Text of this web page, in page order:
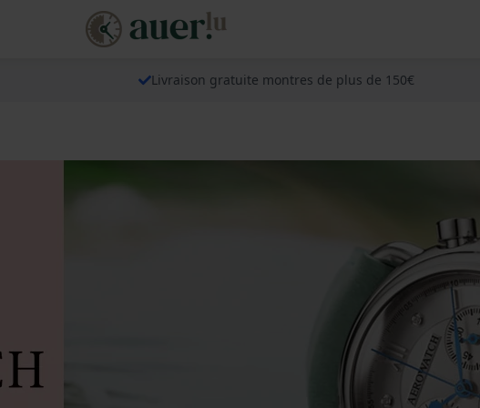
Livraison gratuite montres de plus de 150€